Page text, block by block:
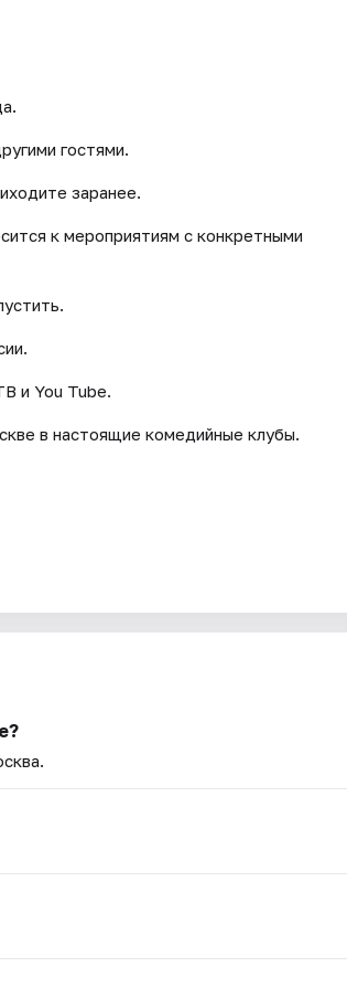
гостями.
заранее.
к мероприятиям с конкретными
и You Tube.
в настоящие комедийные клубы.